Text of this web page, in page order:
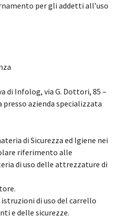
per gli addetti all’uso
di Infolog, via G. Dottori, 85 –
azienda specializzata
di Sicurezza ed Igiene nei
riferimento alle
di uso delle attrezzature di
di uso del carrello
e delle sicurezze.